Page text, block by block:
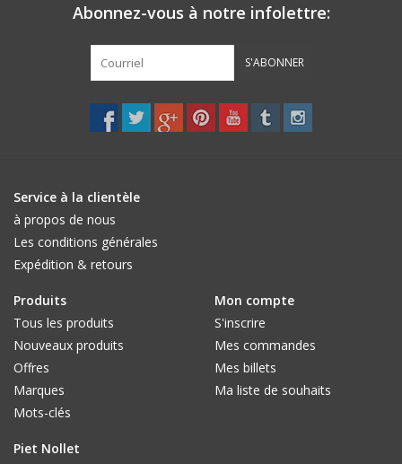
Abonnez-vous à notre infolettre:
S'ABONNER
Service à la clientèle
à propos de nous
Les conditions générales
Expédition & retours
Produits
Tous les produits
Nouveaux produits
Offres
Marques
Mots-clés
Mon compte
S'inscrire
Mes commandes
Mes billets
Ma liste de souhaits
Piet Nollet